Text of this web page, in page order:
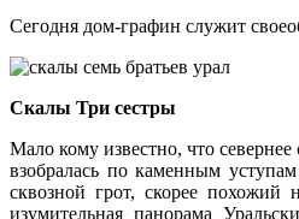
Сегодня дом-графин служит
Скалы Три сестры
Мало кому известно, что
взобралась по каменным
сквозной грот, скорее
изумительная панорама